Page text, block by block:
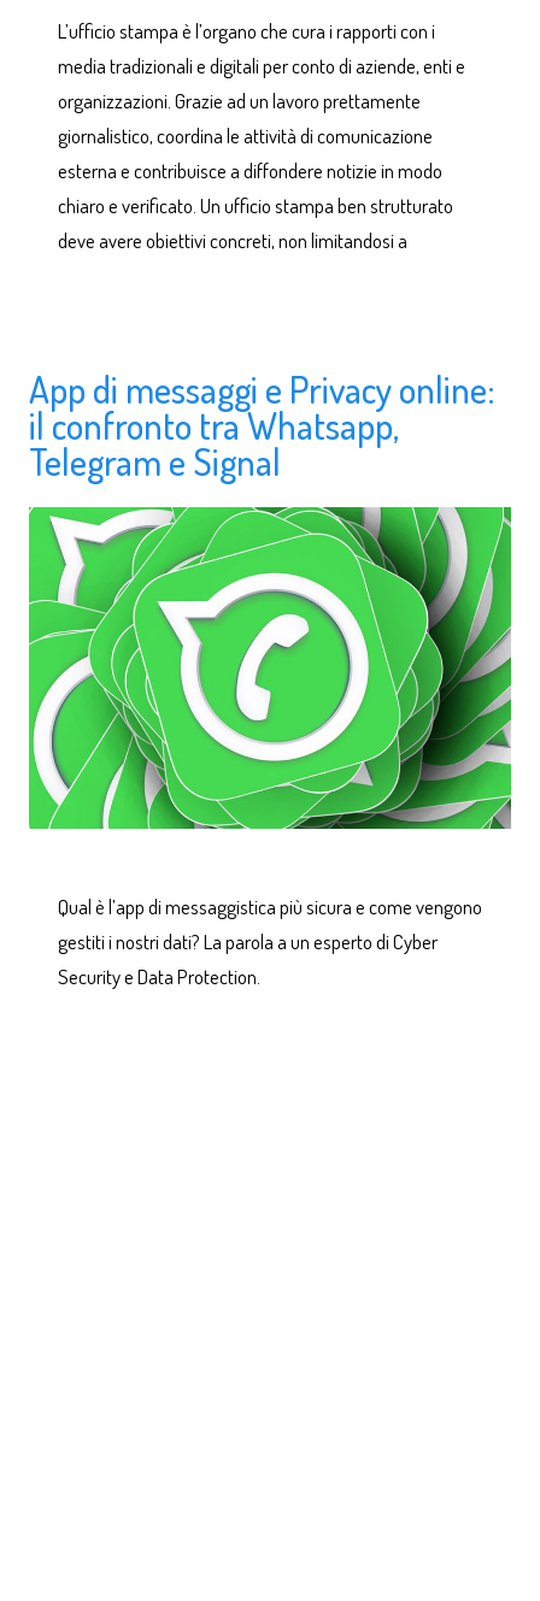
L’ufficio stampa è l’organo che cura i rapporti con i
media tradizionali e digitali per conto di aziende, enti e
organizzazioni. Grazie ad un lavoro prettamente
giornalistico, coordina le attività di comunicazione
esterna e contribuisce a diffondere notizie in modo
chiaro e verificato. Un ufficio stampa ben strutturato
deve avere obiettivi concreti, non limitandosi a
App di messaggi e Privacy online:
il confronto tra Whatsapp,
Telegram e Signal
Qual è l’app di messaggistica più sicura e come vengono
gestiti i nostri dati? La parola a un esperto di Cyber
Security e Data Protection.